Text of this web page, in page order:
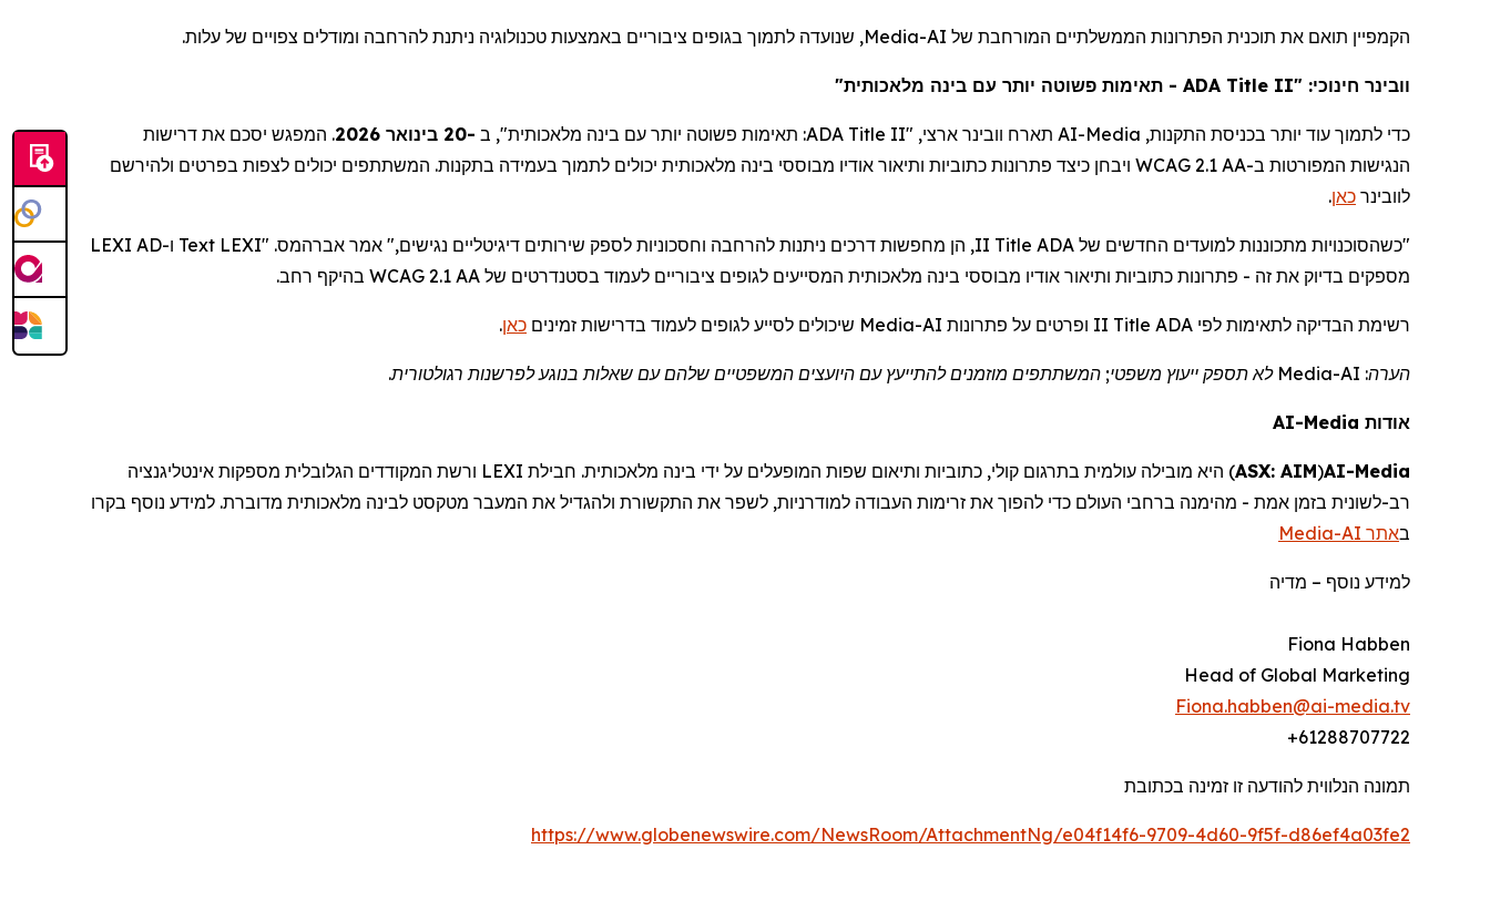
הקמפיין תואם את תוכנית הפתרונות הממשלתיים המורחבת של AI- Media, שנועדה לתמוך בגופים ציבוריים באמצעות טכנולוגיה ניתנת להרחבה ומודלים צפויים של עלות.
וובינר חינוכי: "ADA Title II - תאימות פשוטה יותר עם בינה מלאכותית"
כדי לתמוך עוד יותר בכניסת התקנות, AI-Media תארח וובינר ארצי, "ADA Title II: תאימות פשוטה יותר עם בינה מלאכותית", ב -20 בינואר 2026 . המפגש יסכם את דרישות
הנגישות המפורטות ב-WCAG 2.1 AA ויבחן כיצד פתרונות כתוביות ותיאור אודיו מבוססי בינה מלאכותית יכולים לתמוך בעמידה בתקנות. המשתתפים יכולים לצפות בפרטים ולהירשם
לוובינר כאן.
"כשהסוכנויות מתכוננות למועדים החדשים של ADA Title אברהמס. "LEXI
Text
ו-LEXI AD
מספקים בדיוק את זה - פתרונות כתוביות ותיאור אודיו מבוססי בינה מלאכותית המסייעים לגופים ציבוריים לעמוד בסטנדרטים של WCAG 2.1 AA בהיקף רחב.
רשימת הבדיקה לתאימות לפי ADA Title
Media שיכולים לסייע לגופים לעמוד בדרישות זמינים כאן.
הערה: AI- Media לא תספק ייעוץ משפטי; המשתתפים מוזמנים להתייעץ עם היועצים המשפטיים שלהם עם שאלות בנוגע לפרשנות רגולטורית.
אודות AI-Media
AI-Media
(
ASX: AIM
)
היא מובילה עולמית בתרגום קולי, כתוביות ותיאום שפות המופעלים על ידי בינה מלאכותית. חבילת LEXI ורשת המקודדים הגלובלית מספקות אינטליגנציה
רב-לשונית בזמן אמת - מהימנה ברחבי העולם כדי להפוך את זרימות העבודה למודרניות, לשפר את התקשורת ולהגדיל את המעבר מטקסט לבינה מלאכותית מדוברת. למידע נוסף בקרו
באתר AI- Media
למידע נוסף – מדיה
Fiona Habben
Head of Global Marketing
Fiona.habben@ai-media.tv
+61288707722
תמונה הנלווית להודעה זו זמינה בכתובת
https://www.globenewswire.com/NewsRoom/AttachmentNg/e04f14f6-9709-4d60-9f5f-d86ef4a03fe2